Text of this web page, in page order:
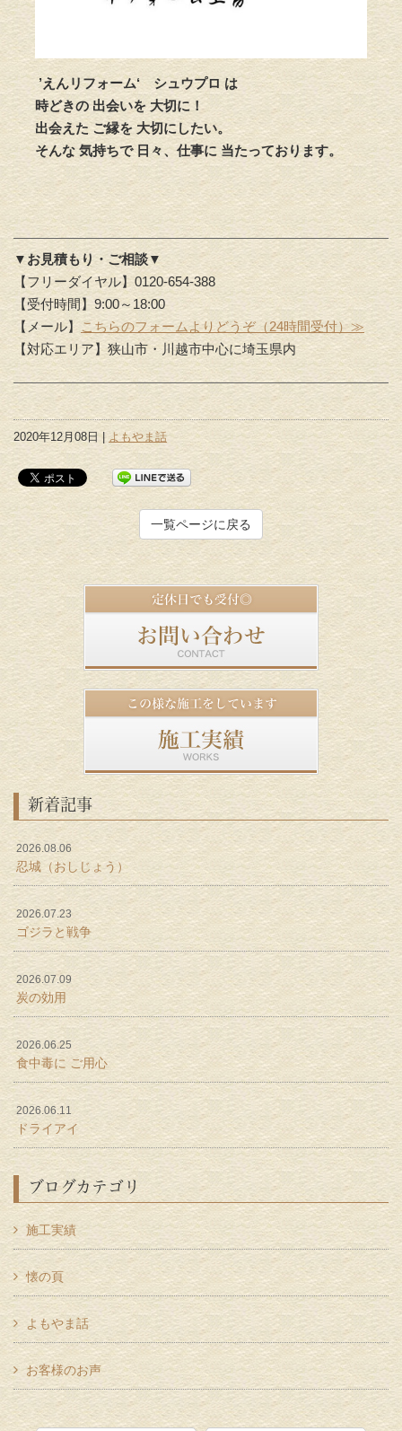
’えんリフォーム‘ シュウプロ は
時どきの 出会いを 大切に！
出会えた ご縁を 大切にしたい。
そんな 気持ちで 日々、仕事に 当たっております。
▼お見積もり・ご相談▼
【フリーダイヤル】0120-654-388
【受付時間】9:00～18:00
【メール】
こちらのフォームよりどうぞ（24時間受付）≫
【対応エリア】狭山市・川越市中心に埼玉県内
2020年12月08日 | よもやま話
一覧ページに戻る
新着記事
2026.08.06
忍城（おしじょう）
2026.07.23
ゴジラと戦争
2026.07.09
炭の効用
2026.06.25
食中毒に ご用心
2026.06.11
ドライアイ
ブログカテゴリ
施工実績
懐の頁
よもやま話
お客様のお声